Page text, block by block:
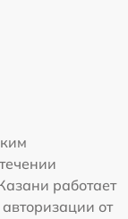
работает
от